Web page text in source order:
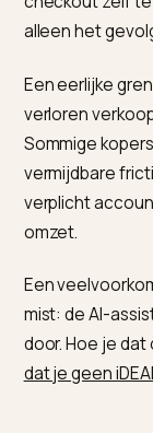
begeleiding
vast te
een agent
en
Wie de
consistent wil
Waar
De grootste
de frictie weg